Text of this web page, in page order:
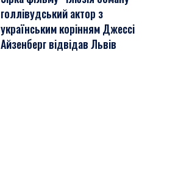
голлівудський актор з
українським корінням Джессі
Айзенберг відвідав Львів